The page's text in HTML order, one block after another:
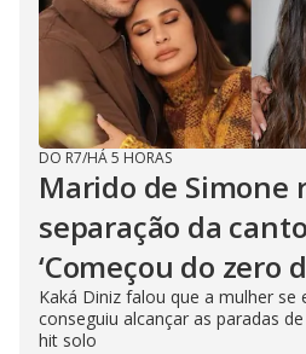
DO R7/HÁ 5 HORAS
Marido de Simone
separação da
‘Começou do zero
Kaká Diniz falou que a mulher se
conseguiu alcançar as paradas
hit solo